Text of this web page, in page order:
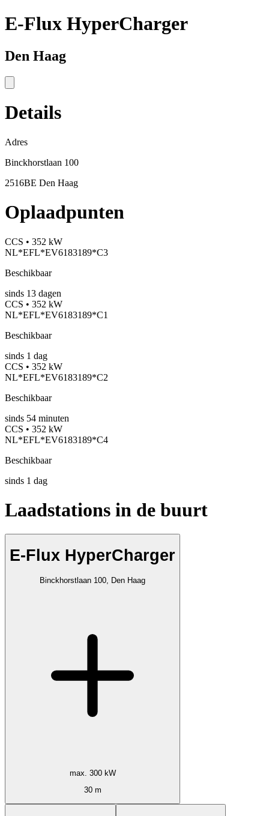
E-Flux HyperCharger
Den Haag
Details
Adres
Binckhorstlaan 100
2516BE Den Haag
Oplaadpunten
CCS • 352 kW
NL*EFL*EV6183189*C3
Beschikbaar
sinds 13 dagen
CCS • 352 kW
NL*EFL*EV6183189*C1
Beschikbaar
sinds 1 dag
CCS • 352 kW
NL*EFL*EV6183189*C2
Beschikbaar
sinds 54 minuten
CCS • 352 kW
NL*EFL*EV6183189*C4
Beschikbaar
sinds 1 dag
Laadstations in de buurt
E-Flux HyperCharger
Binckhorstlaan 100, Den Haag
max. 300 kW
30 m